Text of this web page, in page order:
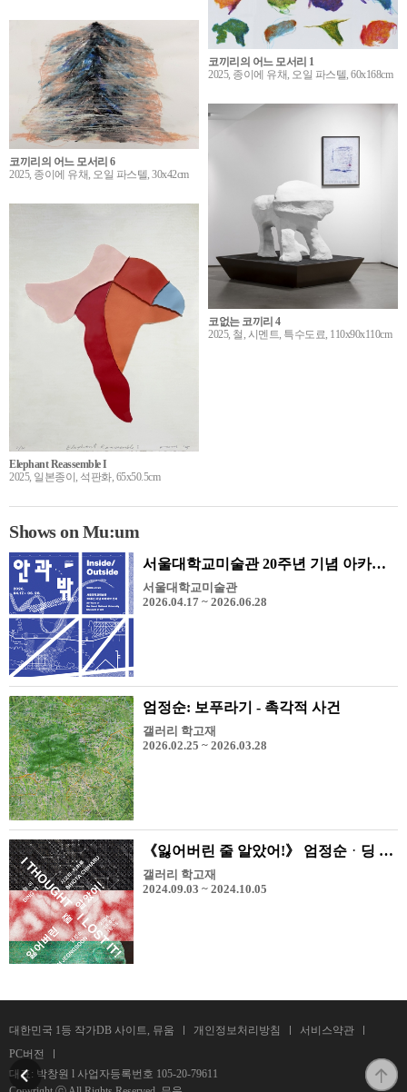
코끼리의 어느 모서리 1
2025, 종이에 유채, 오일 파스텔, 60x168cm
코끼리의 어느 모서리 6
2025, 종이에 유채, 오일 파스텔, 30x42cm
코없는 코끼리 4
2025, 철, 시멘트, 특수도료, 110x90x110cm
Elephant Reassemble I
2025, 일본종이, 석판화, 65x50.5cm
Shows on Mu:um
서울대학교미술관 20주년 기념 아카이브 전시 《안과 밖》
서울대학교미술관
2026.04.17 ~ 2026.06.28
엄정순: 보푸라기 - 촉각적 사건
갤러리 학고재
2026.02.25 ~ 2026.03.28
《잃어버린 줄 알았어!》 엄정순ᆞ딩 이ᆞ시오타 치하루 한중일 3인전
갤러리 학고재
2024.09.03 ~ 2024.10.05
대한민국 1등 작가DB 사이트, 뮤움 개인정보처리방침
서비스약관
PC버전
대표: 박창원 l 사업자등록번호 105-20-79611